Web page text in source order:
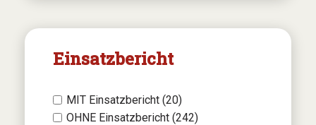
Einsatzbericht
MIT Einsatzbericht (20)
OHNE Einsatzbericht (242)